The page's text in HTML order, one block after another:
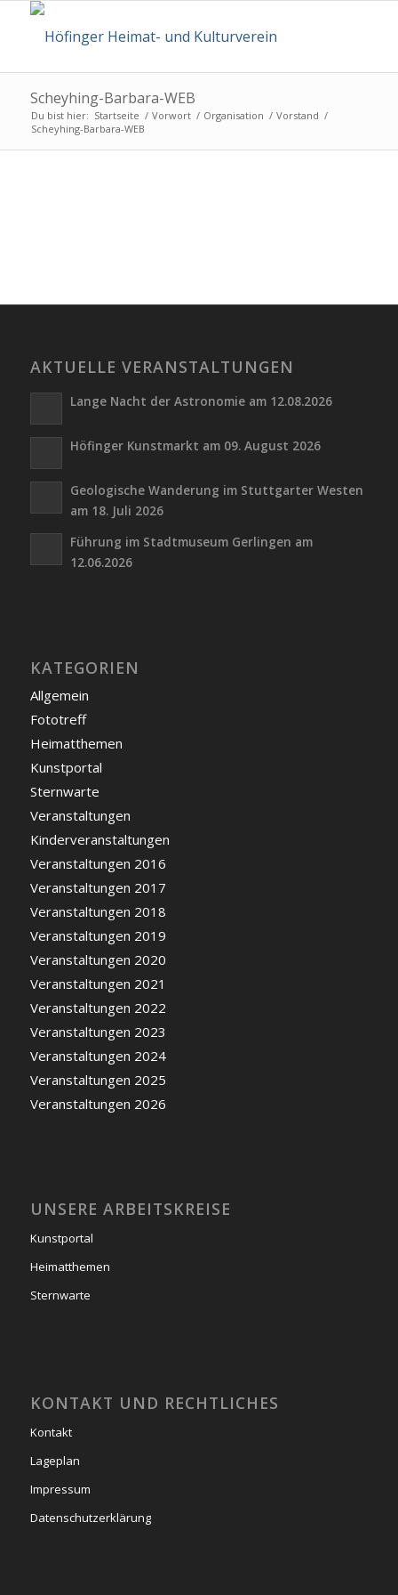
Scheyhing-Barbara-WEB
Du bist hier: Startseite / Vorwort / Organisation / Vorstand /
Scheyhing-Barbara-WEB
AKTUELLE VERANSTALTUNGEN
Lange Nacht der Astronomie am 12.08.2026
Höfinger Kunstmarkt am 09. August 2026
Geologische Wanderung im Stuttgarter Westen
am 18. Juli 2026
Führung im Stadtmuseum Gerlingen am
12.06.2026
KATEGORIEN
Allgemein
Fototreff
Heimatthemen
Kunstportal
Sternwarte
Veranstaltungen
Kinderveranstaltungen
Veranstaltungen 2016
Veranstaltungen 2017
Veranstaltungen 2018
Veranstaltungen 2019
Veranstaltungen 2020
Veranstaltungen 2021
Veranstaltungen 2022
Veranstaltungen 2023
Veranstaltungen 2024
Veranstaltungen 2025
Veranstaltungen 2026
UNSERE ARBEITSKREISE
Kunstportal
Heimatthemen
Sternwarte
KONTAKT UND RECHTLICHES
Kontakt
Lageplan
Impressum
Datenschutzerklärung